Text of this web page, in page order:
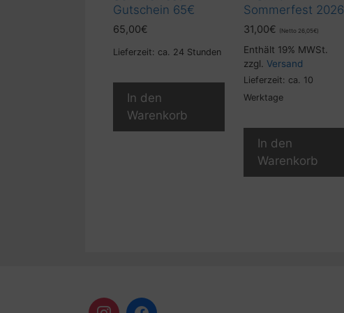
Gutschein 65€
65,00€
Lieferzeit: ca. 24 Stunden
In den
Warenkorb
Sommerfest 2026
31,00€ (Netto 26,05€)
Enthält 19% MWSt.
zzgl.Versand
Lieferzeit: ca. 10
Werktage
In den
Warenkorb